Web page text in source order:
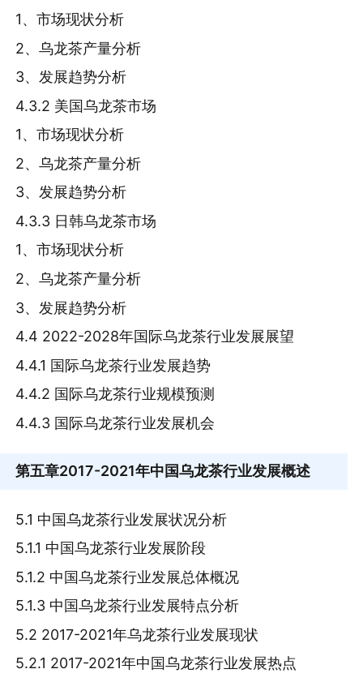
1、市场现状分析
2、乌龙茶产量分析
3、发展趋势分析
4.3.2 美国乌龙茶市场
1、市场现状分析
2、乌龙茶产量分析
3、发展趋势分析
4.3.3 日韩乌龙茶市场
1、市场现状分析
2、乌龙茶产量分析
3、发展趋势分析
4.4 2022-2028年国际乌龙茶行业发展展望
4.4.1 国际乌龙茶行业发展趋势
4.4.2 国际乌龙茶行业规模预测
4.4.3 国际乌龙茶行业发展机会
第五章2017-2021年中国乌龙茶行业发展概述
5.1 中国乌龙茶行业发展状况分析
5.1.1 中国乌龙茶行业发展阶段
5.1.2 中国乌龙茶行业发展总体概况
5.1.3 中国乌龙茶行业发展特点分析
5.2 2017-2021年乌龙茶行业发展现状
5.2.1 2017-2021年中国乌龙茶行业发展热点